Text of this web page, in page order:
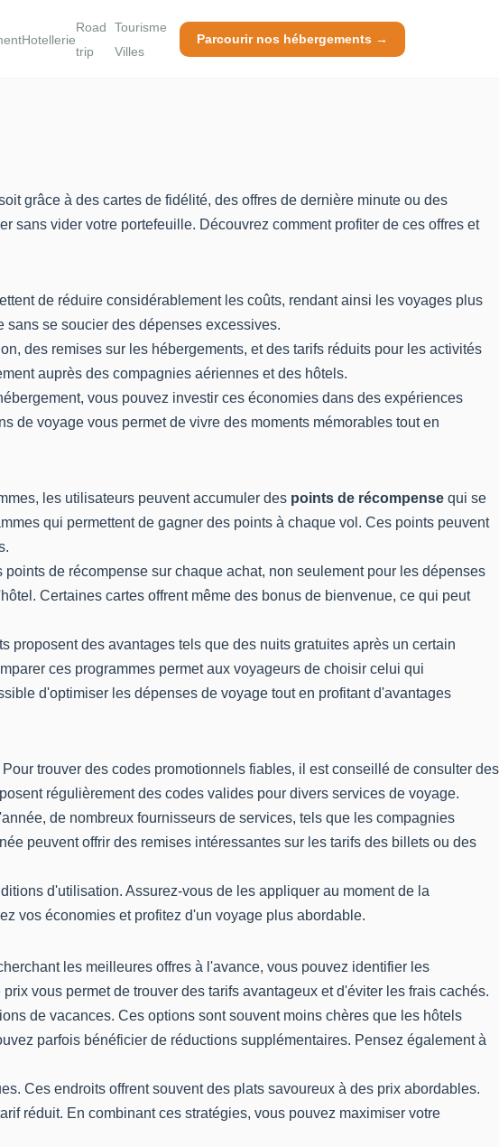
Hotellerie
Road
trip
Tourisme
Villes
Parcourir nos hébergements →
grâce à des cartes de fidélité, des offres de dernière minute ou des
sans vider votre portefeuille. Découvrez comment profiter de ces offres et
de réduire considérablement les coûts, rendant ainsi les voyages plus
se soucier des dépenses excessives.
des remises sur les hébergements, et des tarifs réduits pour les activités
auprès des compagnies aériennes et des hôtels.
vous pouvez investir ces économies dans des expériences
de voyage vous permet de vivre des moments mémorables tout en
les utilisateurs peuvent accumuler des points de récompense qui se
qui permettent de gagner des points à chaque vol. Ces points peuvent
de récompense sur chaque achat, non seulement pour les dépenses
Certaines cartes offrent même des bonus de bienvenue, ce qui peut
des avantages tels que des nuits gratuites après un certain
ces programmes permet aux voyageurs de choisir celui qui
d'optimiser les dépenses de voyage tout en profitant d'avantages
trouver des codes promotionnels fiables, il est conseillé de consulter des
régulièrement des codes valides pour divers services de voyage.
de nombreux fournisseurs de services, tels que les compagnies
peuvent offrir des remises intéressantes sur les tarifs des billets ou des
d'utilisation. Assurez-vous de les appliquer au moment de la
vos économies et profitez d'un voyage plus abordable.
les meilleures offres à l'avance, vous pouvez identifier les
vous permet de trouver des tarifs avantageux et d'éviter les frais cachés.
de vacances. Ces options sont souvent moins chères que les hôtels
parfois bénéficier de réductions supplémentaires. Pensez également à
Ces endroits offrent souvent des plats savoureux à des prix abordables.
réduit. En combinant ces stratégies, vous pouvez maximiser votre